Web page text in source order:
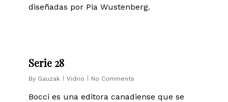
diseñadas por Pia Wustenberg.
Serie 28
By Gauzak Vidrio No Comments
Bocci es una editora canadiense que se